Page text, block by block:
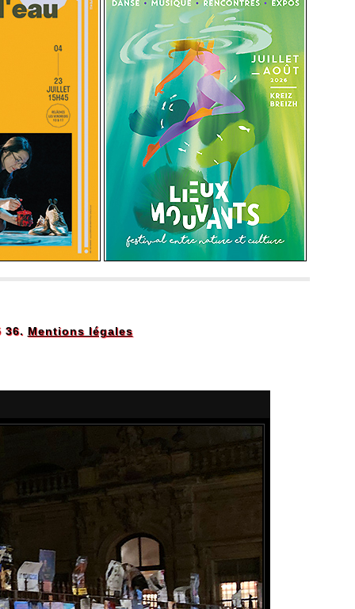
36. Mentions légales